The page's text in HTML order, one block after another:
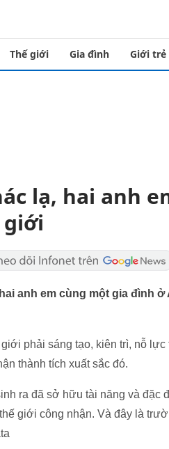
Thế giới Gia đình Giới trẻ
lạ, hai anh
anh em cùng một gia đình ở
phải sáng tạo, kiên trì, nỗ
thành tích xuất sắc đó.
ra đã sở hữu tài năng và đặc
giới công nhận. Và đây là